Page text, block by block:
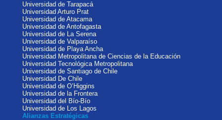
Universidad de Tarapacá
Universidad Arturo Prat
Universidad de Atacama
Universidad de Antofagasta
Universidad de La Serena
Universidad de Valparaíso
Universidad de Playa Ancha
Universidad Metropolitana de Ciencias de la Educación
Universidad Tecnológica Metropolitana
Universidad de Santiago de Chile
Universidad De Chile
Universidad de O’Higgins
Universidad de la Frontera
Universidad del Bío-Bío
Universidad de Los Lagos
Alianzas Estratégicas